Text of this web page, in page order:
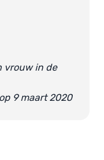
vrouw in de
9 maart 2020